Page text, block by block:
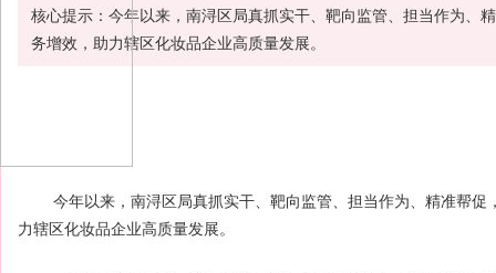
核心提示：今年以来，南浔区局真抓实干、靶向监管、担当作为、
务增效，助力辖区化妆品企业高质量发展。
今年以来，南浔区局真抓实干、靶向监管、担当作为、精准帮促
力辖区化妆品企业高质量发展。